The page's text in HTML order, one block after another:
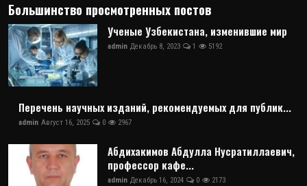
Большинство просмотренных постов
Ученые Узбекистана, изменившие мир
admin Декабрь 8, 2023 1 5192
Перечень научных изданий, рекомендуемых для публик...
admin Август 16, 2025 0 2967
Абдихакимов Абдулла Нусратиллаевич,
профессор кафе...
admin Декабрь 16, 2024 0 2173